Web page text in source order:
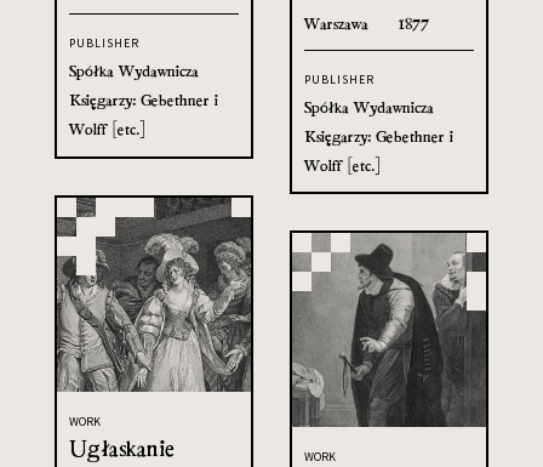
PUBLISHER
Spółka Wydawnicza
Księgarzy: Gebethner i
Wolff [etc.]
Warszawa 1877
PUBLISHER
Spółka Wydawnicza
Księgarzy: Gebethner i
Wolff [etc.]
WORK
Ugłaskanie
WORK